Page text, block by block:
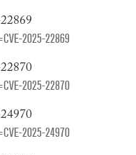
2025-22869
2025-22870
2025-24970